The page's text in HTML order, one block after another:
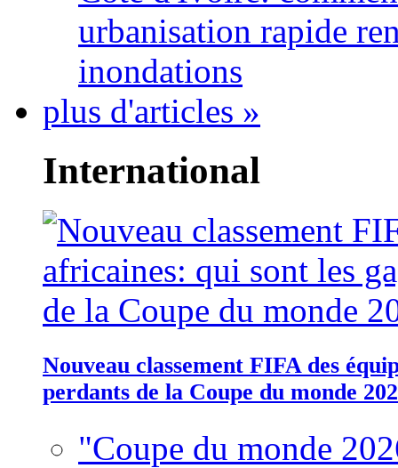
urbanisation rapide
inondations
plus d'articles »
International
Nouveau classement FIFA des
perdants de la Coupe du monde
"Coupe du monde